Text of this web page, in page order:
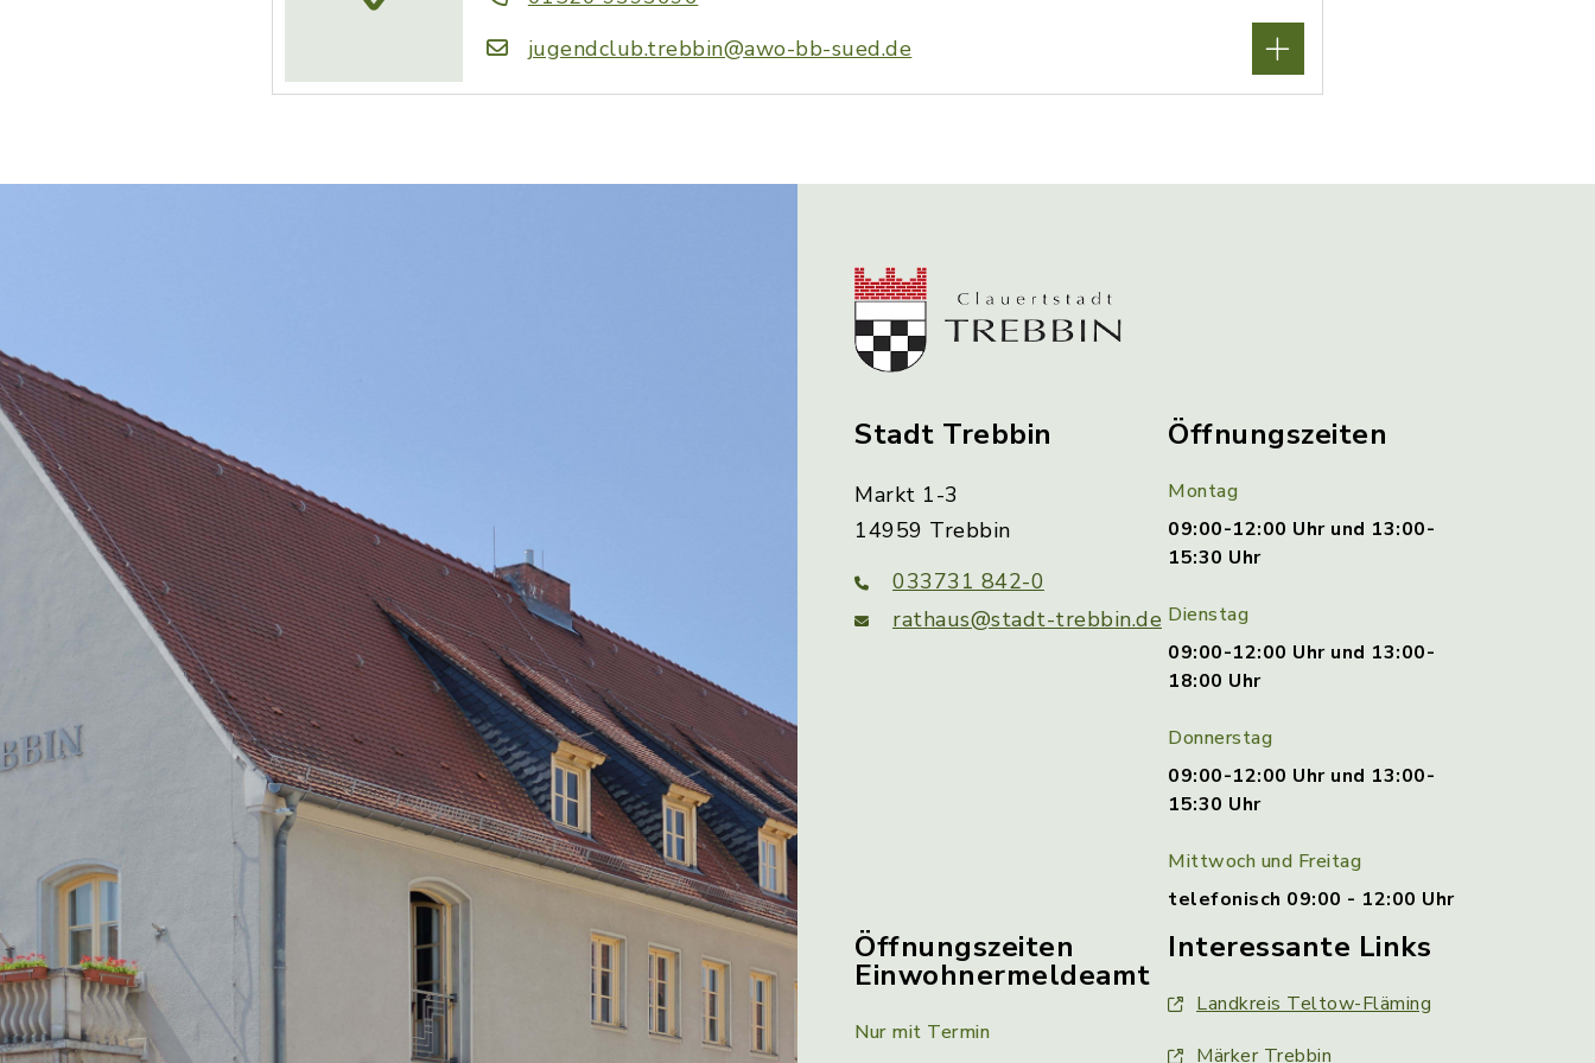
jugendclub.trebbin@awo-bb-sued.de
Stadt Trebbin
Markt 1-3
14959 Trebbin
033731 842-0
rathaus@stadt-trebbin.de
Öffnungszeiten
Montag
09:00-12:00 Uhr und 13:00-
15:30 Uhr
Dienstag
09:00-12:00 Uhr und 13:00-
18:00 Uhr
Donnerstag
09:00-12:00 Uhr und 13:00-
15:30 Uhr
Mittwoch und Freitag
telefonisch 09:00 - 12:00 Uhr
Öffnungszeiten
Einwohnermeldeamt
Nur mit Termin
Interessante Links
Landkreis Teltow-Fläming
Märker Trebbin